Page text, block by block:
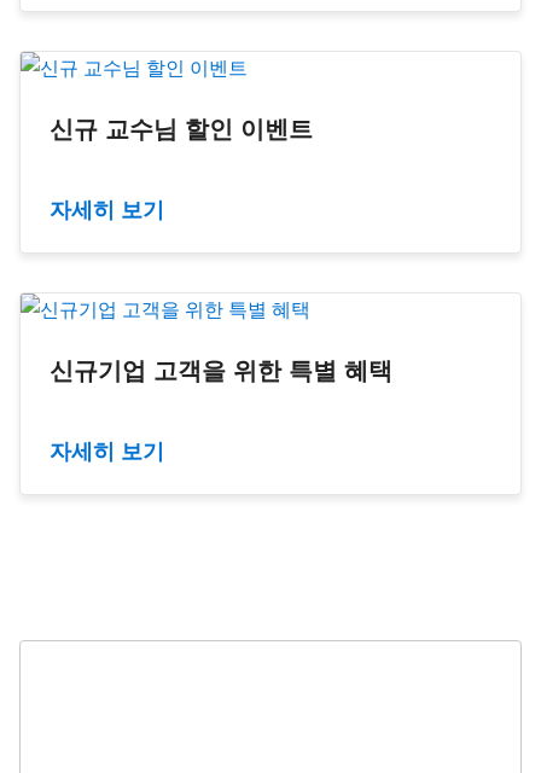
신규 교수님 할인 이벤트
자세히 보기
신규기업 고객을 위한 특별 혜택
자세히 보기